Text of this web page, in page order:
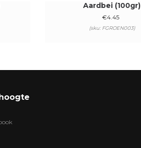
Aardbei (100gr)
€4.45
(sku: FGROEN003)